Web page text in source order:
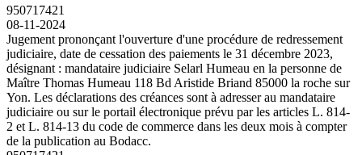
950717421
08-11-2024
Jugement prononçant l'ouverture d'une procédure de redressement
judiciaire, date de cessation des paiements le 31 décembre 2023,
désignant : mandataire judiciaire Selarl Humeau en la personne de
Maître Thomas Humeau 118 Bd Aristide Briand 85000 la roche sur
Yon. Les déclarations des créances sont à adresser au mandataire
judiciaire ou sur le portail électronique prévu par les articles L. 814-
2 et L. 814-13 du code de commerce dans les deux mois à compter
de la publication au Bodacc.